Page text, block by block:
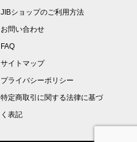
JIBショップのご利用方法
お問い合わせ
FAQ
サイトマップ
プライバシーポリシー
特定商取引に関する法律に基づ
く表記